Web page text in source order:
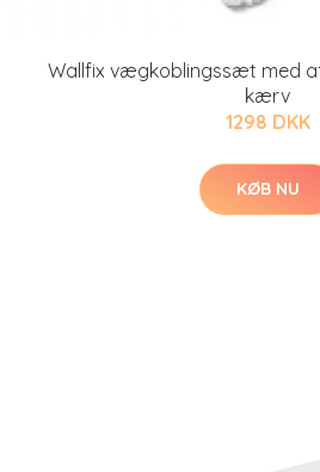
Wallfix vægkoblingssæt med
kærv
1298 DKK
KØB NU